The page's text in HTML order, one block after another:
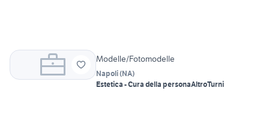
Modelle/Fotomodelle
Napoli(NA)
Estetica - Cura della personaAltroTurni